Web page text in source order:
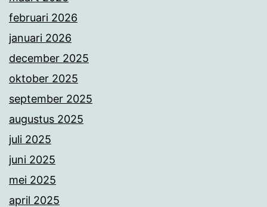
februari 2026
januari 2026
december 2025
oktober 2025
september 2025
augustus 2025
juli 2025
juni 2025
mei 2025
april 2025